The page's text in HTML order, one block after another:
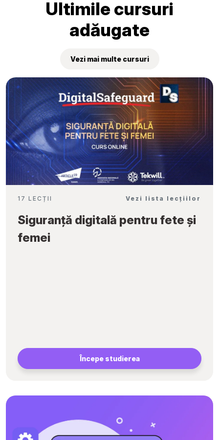
Ultimile cursuri
adăugate
Vezi mai multe cursuri
17 LECȚII Vezi lista lecțiilor
Siguranță digitală pentru fete și
femei
Începe studierea